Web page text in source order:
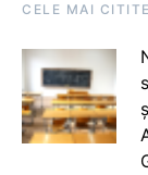
CELE MAI